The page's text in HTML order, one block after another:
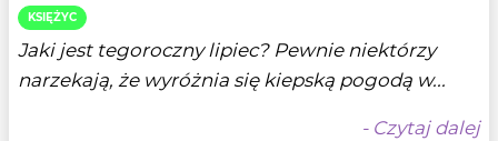
KSIĘŻYC
Jaki jest tegoroczny lipiec? Pewnie niektórzy
narzekają, że wyróżnia się kiepską pogodą w...
- Czytaj dalej